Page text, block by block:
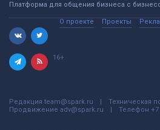
Платформа для общения бизнеса с
О проекте Проекты
16+
Редакция team@spark.ru Техническая
Продвижение adv@spark.ru Телефон +7